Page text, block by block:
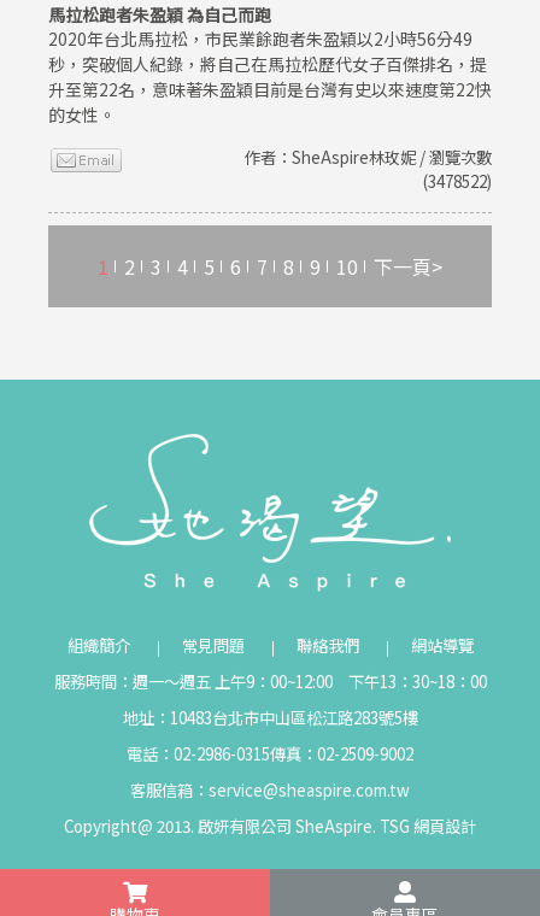
馬拉松跑者朱盈穎 為自己而跑
2020年台北馬拉松，市民業餘跑者朱盈穎以2小時56分49
秒，突破個人紀錄，將自己在馬拉松歷代女子百傑排名，提
升至第22名，意味著朱盈穎目前是台灣有史以來速度第22快
的女性。
作者：SheAspire林玫妮 / 瀏覽次數
(3478522)
1 2 3 4 5 6 7 8 9 10 下一頁>
組織簡介 常見問題 聯絡我們
網站導覽
服務時間：週一～週五 上午9：00~12:00 下午13：30~18：00
地址：10483台北市中山區松江路283號5樓
電話：02-2986-0315傳真：02-2509-9002
客服信箱： service@sheaspire.com.tw
Copyright@ 2013. 啟妍有限公司 SheAspire. TSG 網頁設計